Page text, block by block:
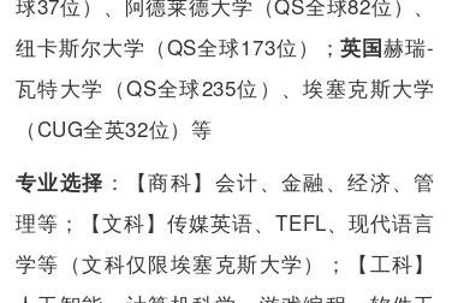
纽卡斯尔大学（QS全球173位）；英国赫瑞-
瓦特大学（QS全球235位）、埃塞克斯大学
（CUG全英32位）等
专业选择 ：【商科】会计、金融、经济、管
理等；【文科】传媒英语、TEFL、现代语言
学等（文科仅限埃塞克斯大学）；【工科】